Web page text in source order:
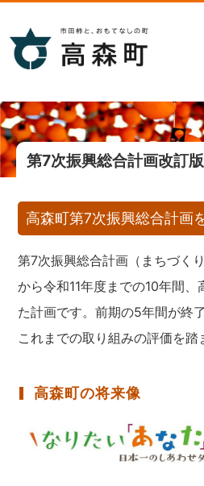
第7次振興総合計画改訂版
高森町第7次振興総合計画
第7次振興総合計画（まちづく
から令和11年度までの10年間
た計画です。前期の5年間が終
これまでの取り組みの評価を踏
高森町の将来像